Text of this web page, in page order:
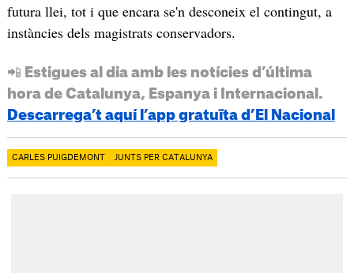
futura llei, tot i que encara se'n desconeix el contingut, a
instàncies dels magistrats conservadors.
📲 Estigues al dia amb les notícies d’última
hora de Catalunya, Espanya i Internacional.
Descarrega’t aquí l’app gratuïta d’El Nacional
CARLES PUIGDEMONT JUNTS PER CATALUNYA